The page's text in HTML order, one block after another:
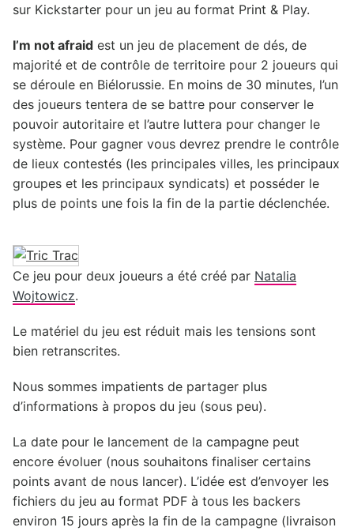
sur Kickstarter pour un jeu au format Print & Play.
I’m not afraid est un jeu de placement de dés, de
majorité et de contrôle de territoire pour 2 joueurs qui
se déroule en Biélorussie. En moins de 30 minutes, l’un
des joueurs tentera de se battre pour conserver le
pouvoir autoritaire et l’autre luttera pour changer le
système. Pour gagner vous devrez prendre le contrôle
de lieux contestés (les principales villes, les principaux
groupes et les principaux syndicats) et posséder le
plus de points une fois la fin de la partie déclenchée.
Ce jeu pour deux joueurs a été créé par Natalia
Wojtowicz.
Le matériel du jeu est réduit mais les tensions sont
bien retranscrites.
Nous sommes impatients de partager plus
d’informations à propos du jeu (sous peu).
La date pour le lancement de la campagne peut
encore évoluer (nous souhaitons finaliser certains
points avant de nous lancer). L’idée est d’envoyer les
fichiers du jeu au format PDF à tous les backers
environ 15 jours après la fin de la campagne (livraison